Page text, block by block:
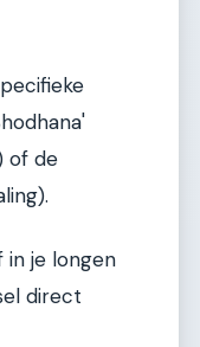
of de
in je longen
direct